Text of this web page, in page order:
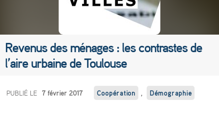
Revenus des ménages : les contrastes de
l’aire urbaine de Toulouse
R
PUBLIÉ LE 7 février 2017 Coopération , Démographie